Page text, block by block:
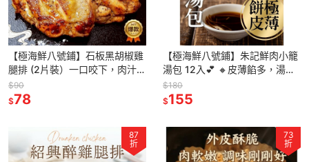
【極海鮮八號鋪】石板黑胡椒雞
腿排 (2片裝）一口咬下，肉汁橫
流，黑胡椒香在嘴裡綻放
$90
$78
【極海鮮八號鋪】朱記鮮肉小籠
湯包 12入💕 🔸皮薄餡多，湯鮮
味美，老饕最愛
$180
$155
87
折
73
折